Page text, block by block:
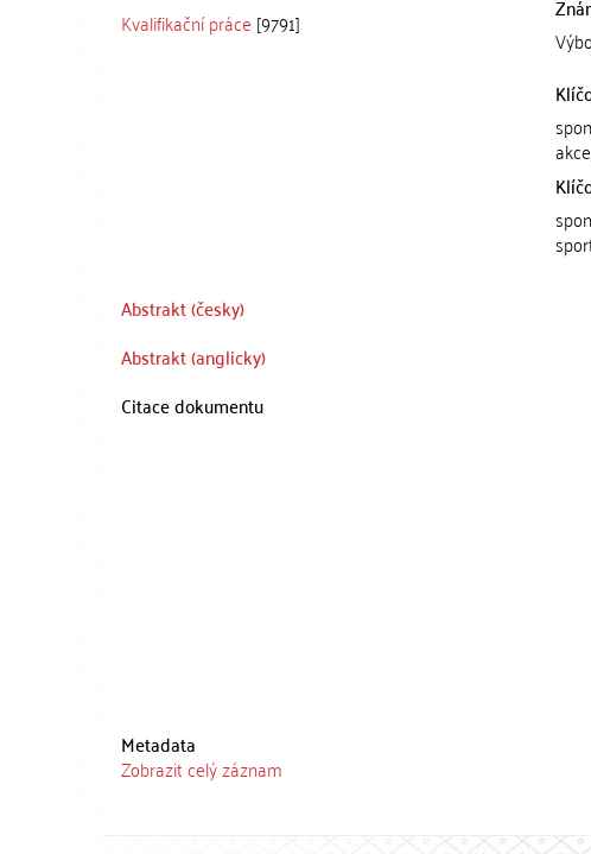
Kvalifikační práce [9791]
Abstrakt (česky)
Abstrakt (anglicky)
Citace dokumentu
Metadata
Zobrazit celý záznam